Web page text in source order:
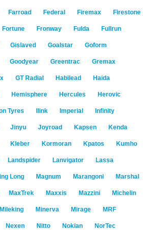
Farroad Federal Firemax Firestone
Fortune Fronway Fulda Fullrun
Gislaved Goalstar Goform
Goodyear Greentrac Gremax
GT Radial Habilead Haida
Hemisphere Hercules Herovic
Tyres Ilink Imperial Infinity
Jinyu Joyroad Kapsen Kenda
Kleber Kormoran Kpatos Kumho
Landspider Lanvigator Lassa
Long Magnum Marangoni Marshal
MaxTrek Maxxis Mazzini Michelin
Mileking Minerva Mirage MRF
Nexen Nitto Nokian NorTec